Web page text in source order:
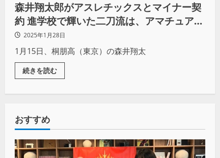
森井翔太郎がアスレチックスとマイナー契
約 進学校で輝いた二刀流は、アマチュア野
球の未来へ新たな可能性も
2025年1月28日
1月15日、桐朋高（東京）の森井翔太
続きを読む
おすすめ